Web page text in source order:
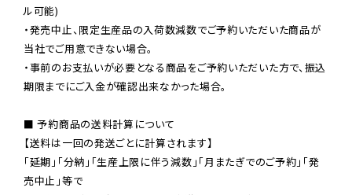
ル可能)
・発売中止、限定生産品の入荷数減数でご予約いただいた商品が
当社でご用意できない場合。
・事前のお支払いが必要となる商品をご予約いただいた方で、振込
期限までにご入金が確認出来なかった場合。
■ 予約商品の送料計算について
【送料は一回の発送ごとに計算されます】
「延期」「分納」「生産上限に伴う減数」「月またぎでのご予約」「発
売中止」等で